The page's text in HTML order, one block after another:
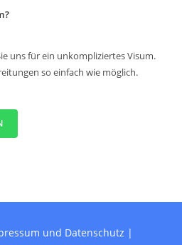
uns für ein unkompliziertes Visum.
so einfach wie möglich.
und Datenschutz |